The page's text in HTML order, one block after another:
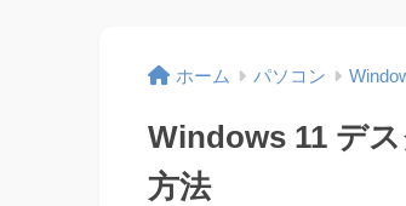
ホーム パソコン
Windows 11 デ
方法